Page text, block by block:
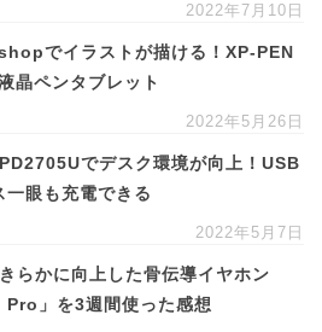
2022年7月10日
でイラストが描ける！XP-PEN
ペンタブレット
2022年5月26日
でデスク環境が向上！USB
眼も充電できる
2022年5月7日
らかに向上した骨伝導イヤホン
」を3週間使った感想